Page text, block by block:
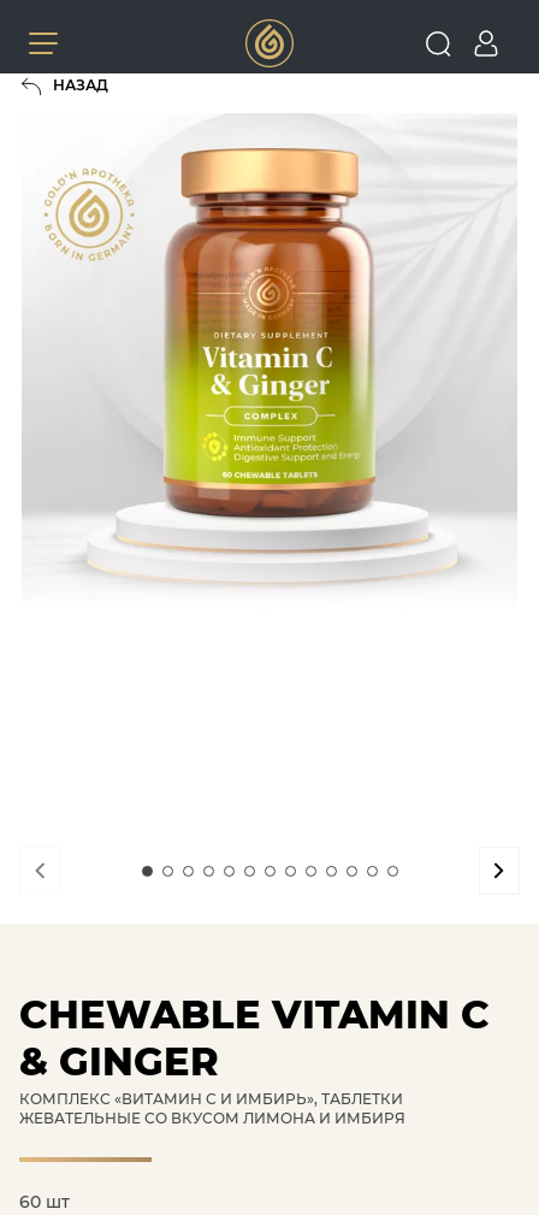
НАЗАД
CHEWABLE VITAMIN C
& GINGER
КОМПЛЕКС «ВИТАМИН С И ИМБИРЬ», ТАБЛЕТКИ
ЖЕВАТЕЛЬНЫЕ СО ВКУСОМ ЛИМОНА И ИМБИРЯ
60 шт